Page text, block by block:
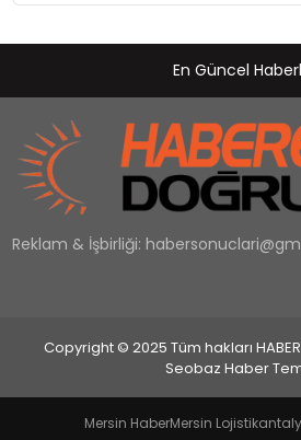
En Güncel
Reklam & İşbirliği:
Copyright © 2025 Tüm hakları
Seobaz Haber
Mersin HaberMersin Lojistik